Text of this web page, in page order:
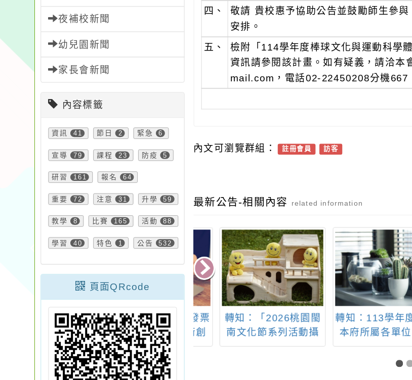
夜補校新聞
幼兒園新聞
家長會新聞
內容標籤
資訊 41 節日 2 緊急 6
宣導 79 課程 23 防疫 5
研習 161 報名 64
重要 72 注意 31 升學 59
教學 8 比賽 165 活動 88
學習 40 特色 1 公告 532
頁面QRcode
四、
敬請 貴校惠予協助公告並鼓勵師生參
安排。
五、
檢附「114學年度棒球文化與運動科學
資訊請參閱該計畫。如有疑義，請洽
mail.com，電話02-22450208分機667
內文可瀏覽群組： 註冊會員 訪客
最新公告-相關內容 related information
二屆人間有情
癇徵文比賽」
知及報名表1
踴躍報名參加
轉知：114年統一發票
推行辦理租稅美術創
作競賽海報及活動辦
法
轉知：「2026桃園閩
南文化節系列活動攝
影競賽」
轉知：113學年度寒假
本府所屬各單位暨各
級學校志願服務學習